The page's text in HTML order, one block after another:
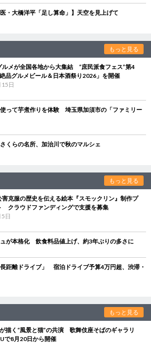
・大橋洋平「足し算命」】天空を見上げて
もっと見る
ルメが全国各地から大集結 “庶民派食フェス”第4
品グルメビール＆日本酒祭り2026」を開催
日
って芋煮作りを体験 埼玉県加須市の「ファミリー
くらの名所、加治川で秋のマルシェ
もっと見る
害克服の歴史を伝える絵本『スモックリン』制作プ
クラウドファンディングで支援を募集
日
ュが本格化 飲食料品値上げ、約3年ぶりの多さに
距離ドライブ」 宿泊ドライブ予算4万円超、渋滞・
もっと見る
描く“風景と猫”の共演 歌舞伎座そばのギャラリ
で8月20日から開催